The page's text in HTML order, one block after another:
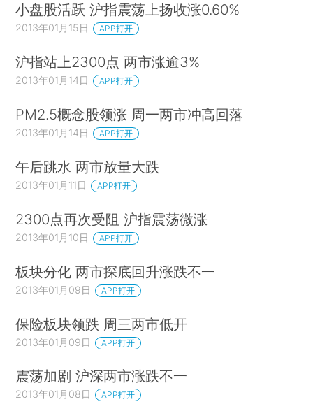
小盘股活跃 沪指震荡上扬收涨0.60%
2013年01月15日 APP打开
沪指站上2300点 两市涨逾3%
2013年01月14日 APP打开
PM2.5概念股领涨 周一两市冲高回落
2013年01月14日 APP打开
午后跳水 两市放量大跌
2013年01月11日 APP打开
2300点再次受阻 沪指震荡微涨
2013年01月10日 APP打开
板块分化 两市探底回升涨跌不一
2013年01月09日 APP打开
保险板块领跌 周三两市低开
2013年01月09日 APP打开
震荡加剧 沪深两市涨跌不一
2013年01月08日 APP打开